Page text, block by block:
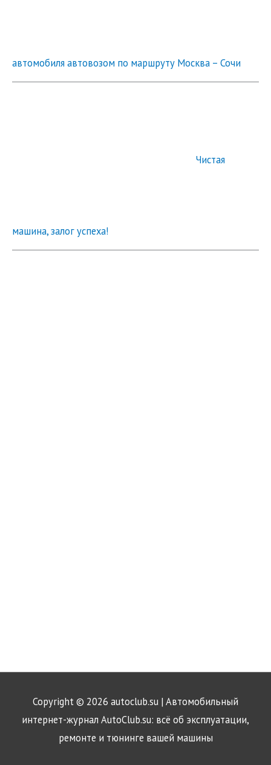
автомобиля автовозом по маршруту Москва – Сочи
Чистая
машина, залог успеха!
Copyright © 2026 autoclub.su | Автомобильный
интернет-журнал AutoClub.su: всё об эксплуатации,
ремонте и тюнинге вашей машины